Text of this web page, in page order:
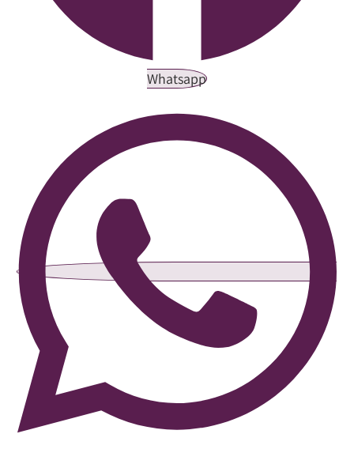
Whatsapp